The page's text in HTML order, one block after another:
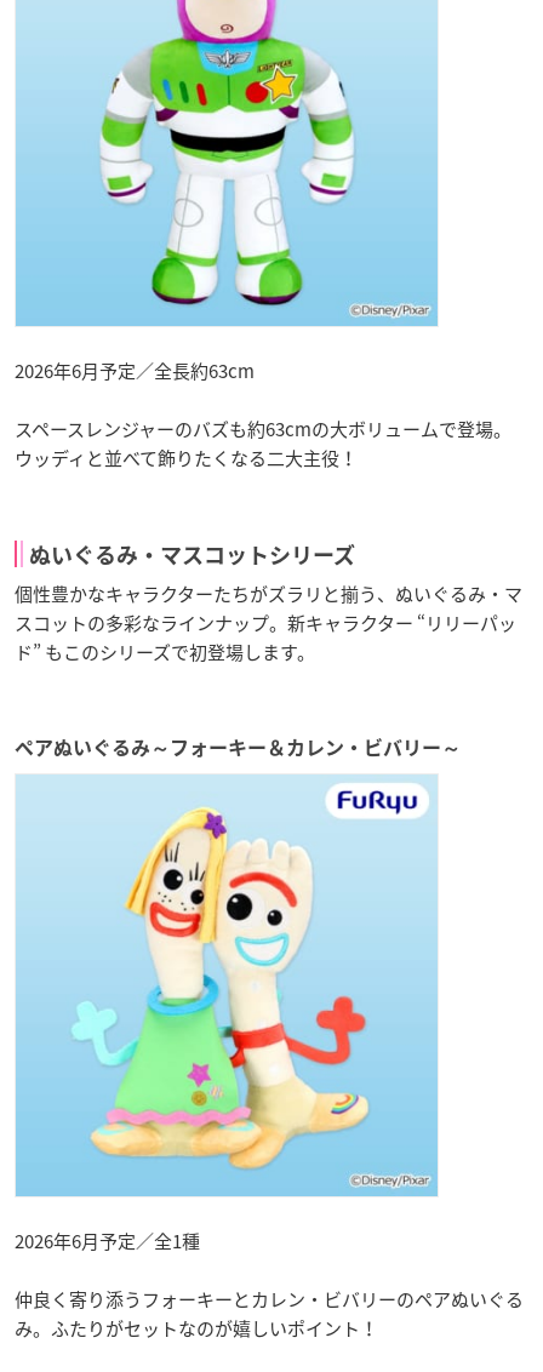
2026年6月予定／全長約63cm
スペースレンジャーのバズも約63cmの大ボリュームで登場。
ウッディと並べて飾りたくなる二大主役！
ぬいぐるみ・マスコットシリーズ
個性豊かなキャラクターたちがズラリと揃う、ぬいぐるみ・マ
スコットの多彩なラインナップ。新キャラクター “リリーパッ
ド” もこのシリーズで初登場します。
ペアぬいぐるみ～フォーキー＆カレン・ビバリー～
2026年6月予定／全1種
仲良く寄り添うフォーキーとカレン・ビバリーのペアぬいぐる
み。ふたりがセットなのが嬉しいポイント！